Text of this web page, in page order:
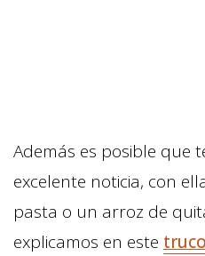
Además es posible que
excelente noticia, con
pasta o un arroz de
explicamos en este